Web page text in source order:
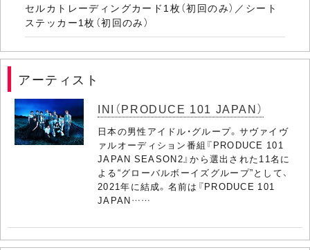
セルカトレーディングカード1枚（初回のみ）／シート
ステッカー1枚（初回のみ）
アーティスト
INI（PRODUCE 101 JAPAN）
日本の男性アイドル・グループ。サヴァイヴ
ァルオーディション番組『PRODUCE 101
JAPAN SEASON2』から選出された11名に
よる“グローバルボーイズグループ”として、
2021年に結成。名前は『PRODUCE 101
JAPAN……